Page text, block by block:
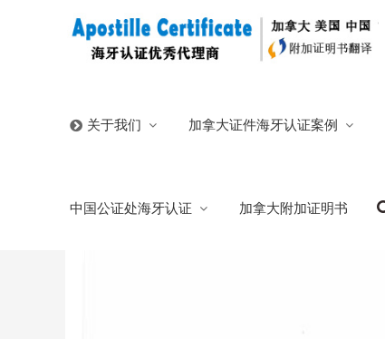
关于我们 加拿大证件海牙认证案例
中国公证处海牙认证 加拿大附加证明书
2026/01/23 分类: 官方博客 299